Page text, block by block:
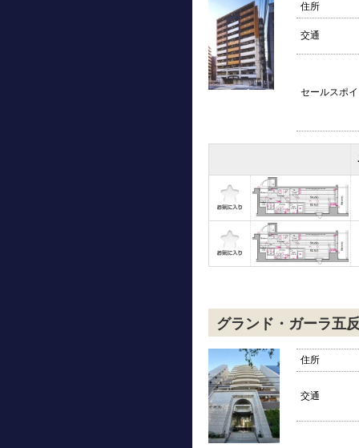
住所
交通
セールスポ
グランド・ガーラ五
住所
交通